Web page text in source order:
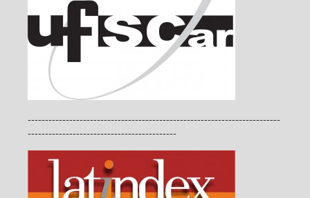
-------------------------------------------------------------------------
-------------------------------------------